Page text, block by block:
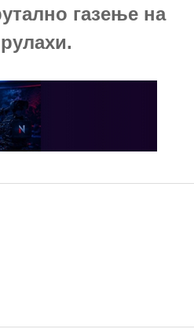
газење на